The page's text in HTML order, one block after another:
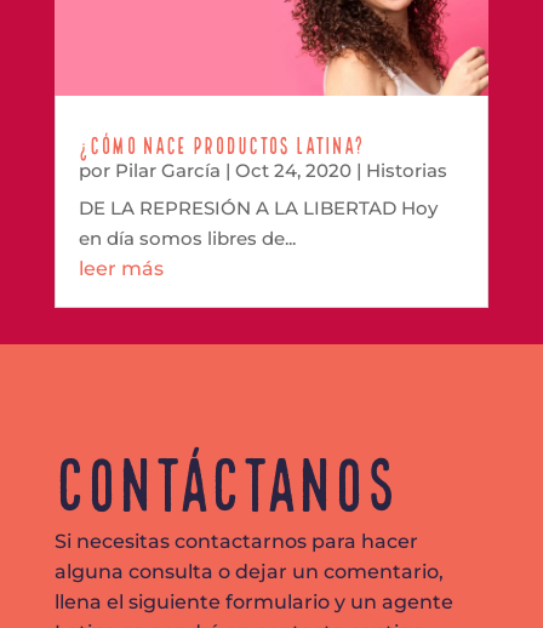
¿Cómo nace productos latina?
por Pilar García | Oct 24, 2020| Historias
DE LA REPRESIÓN A LA LIBERTAD Hoy
en día somos libres de...
leer más
Contáctanos
Si necesitas contactarnos para hacer
alguna consulta o dejar un comentario,
llena el siguiente formulario y un agente